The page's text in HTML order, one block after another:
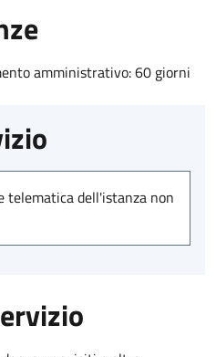
amministrativo: 60 giorni
telematica dell'istanza non